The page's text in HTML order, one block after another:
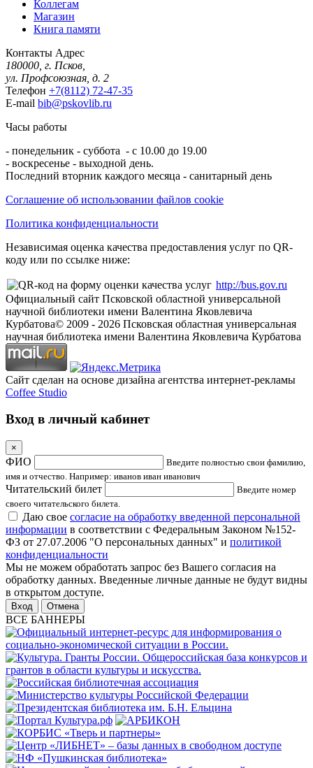
Коллегам
Магазин
Книга памяти
Контакты Адрес
180000, г. Псков,
ул. Профсоюзная, д. 2
Телефон +7(8112) 72-47-35
E-mail bib@pskovlib.ru
Часы работы
- понедельник - суббота - с 10.00 до 19.00
- воскресенье - выходной день.
Последний вторник каждого месяца - санитарный день
Соглашение об использовании файлов cookie
Политика конфиденциальности
Независимая оценка качества предоставления услуг по QR-
коду или по ссылке ниже:
http://bus.gov.ru
Официальный сайт Псковской областной универсальной
научной библиотеки имени Валентина Яковлевича
Курбатова© 2009 - 2026 Псковская областная универсальная
научная библиотека имени Валентина Яковлевича Курбатова
Сайт сделан на основе дизайна агентства интернет-рекламы
Coffee Studio
Вход в личный кабинет
×
ФИО
Введите полностью свои фамилию,
имя и отчество. Например: иванов иван иванович
Читательский билет
Введите номер
своего читательского билета.
Даю свое согласие на обработку введенной персональной
информации в соответствии с Федеральным Законом №152-
ФЗ от 27.07.2006 "О персональных данных" и политикой
конфиденциальности
Мы не можем обработать запрос без Вашего согласия на
обработку данных. Введенные личные данные не будут видны
в открытом доступе.
Отмена
ВСЕ БАННЕРЫ